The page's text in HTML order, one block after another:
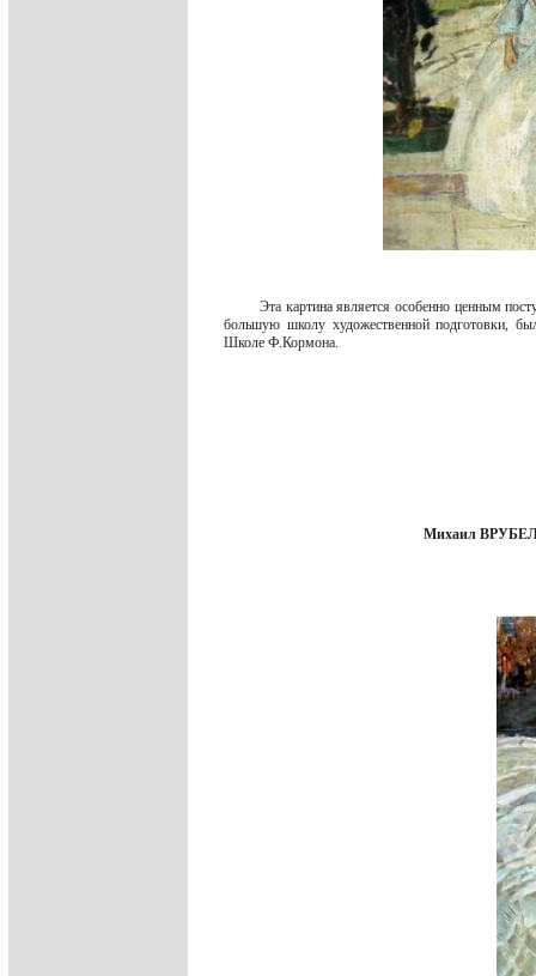
Эта картина является особенно ценным
большую школу художественной подготовки,
Школе Ф.Кормона.
Михаил